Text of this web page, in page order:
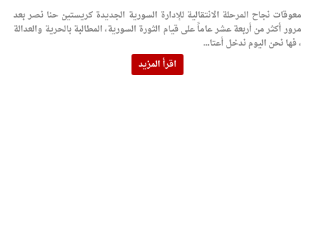
معوقات نجاح المرحلة الانتقالية للإدارة السورية الجديدة كريستين حنا نصر بعد
مرور أكثر من أربعة عشر عاماً على قيام الثورة السورية، المطالبة بالحرية والعدالة
، فها نحن اليوم ندخل أعتا...
اقرأ المزيد